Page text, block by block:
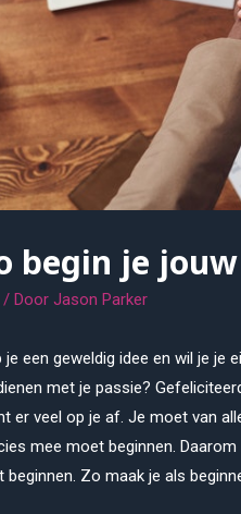
begin je
/ DoorJason Parker
je een geweldig idee en wil je je
met je passie?
er veel op je af. Je moet van
mee moet beginnen.
beginnen. Zo maak je als